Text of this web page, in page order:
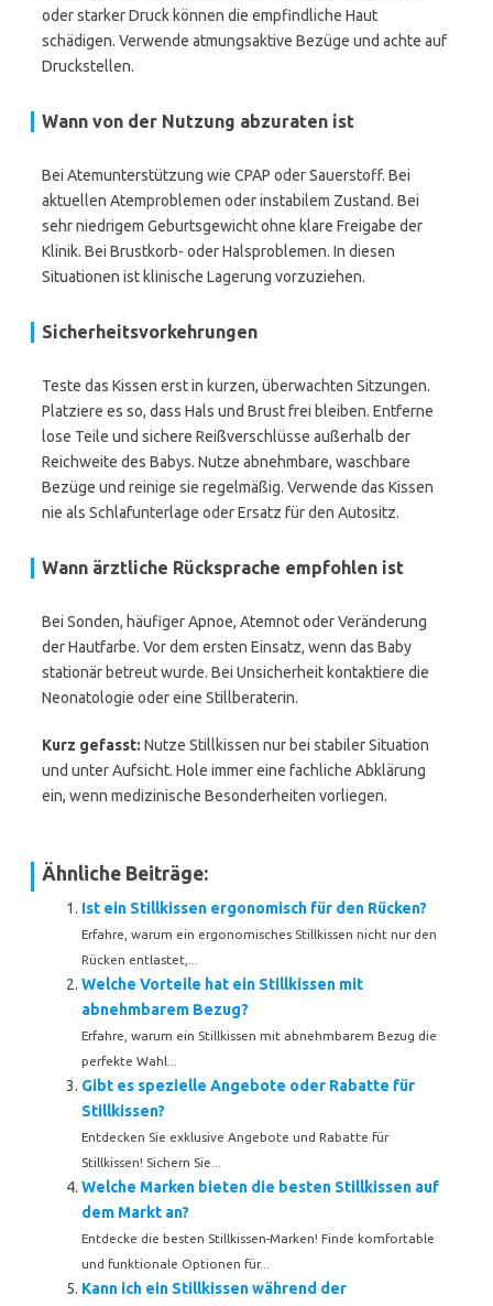
oder starker Druck können die empfindliche Haut
schädigen. Verwende atmungsaktive Bezüge und achte auf
Druckstellen.
Wann von der Nutzung abzuraten ist
Bei Atemunterstützung wie CPAP oder Sauerstoff. Bei
aktuellen Atemproblemen oder instabilem Zustand. Bei
sehr niedrigem Geburtsgewicht ohne klare Freigabe der
Klinik. Bei Brustkorb- oder Halsproblemen. In diesen
Situationen ist klinische Lagerung vorzuziehen.
Sicherheitsvorkehrungen
Teste das Kissen erst in kurzen, überwachten Sitzungen.
Platziere es so, dass Hals und Brust frei bleiben. Entferne
lose Teile und sichere Reißverschlüsse außerhalb der
Reichweite des Babys. Nutze abnehmbare, waschbare
Bezüge und reinige sie regelmäßig. Verwende das Kissen
nie als Schlafunterlage oder Ersatz für den Autositz.
Wann ärztliche Rücksprache empfohlen ist
Bei Sonden, häufiger Apnoe, Atemnot oder Veränderung
der Hautfarbe. Vor dem ersten Einsatz, wenn das Baby
stationär betreut wurde. Bei Unsicherheit kontaktiere die
Neonatologie oder eine Stillberaterin.
Kurz gefasst: Nutze Stillkissen nur bei stabiler Situation
und unter Aufsicht. Hole immer eine fachliche Abklärung
ein, wenn medizinische Besonderheiten vorliegen.
Ähnliche Beiträge:
Ist ein Stillkissen ergonomisch für den Rücken?
Erfahre, warum ein ergonomisches Stillkissen nicht nur den
Rücken entlastet,...
Welche Vorteile hat ein Stillkissen mit
abnehmbarem Bezug?
Erfahre, warum ein Stillkissen mit abnehmbarem Bezug die
perfekte Wahl...
Gibt es spezielle Angebote oder Rabatte für
Stillkissen?
Entdecken Sie exklusive Angebote und Rabatte für
Stillkissen! Sichern Sie...
Welche Marken bieten die besten Stillkissen auf
dem Markt an?
Entdecke die besten Stillkissen-Marken! Finde komfortable
und funktionale Optionen für...
Kann ich ein Stillkissen während der